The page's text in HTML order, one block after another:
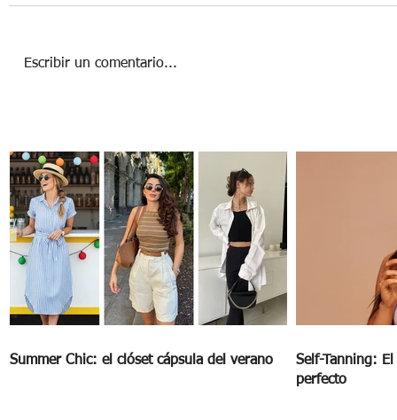
Escribir un comentario...
Summer Chic: el clóset cápsula del verano
Self-Tanning:
perfecto